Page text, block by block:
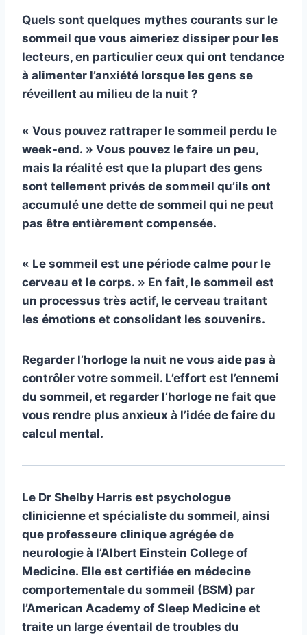
Quels sont quelques mythes courants sur le
sommeil que vous aimeriez dissiper pour les
lecteurs, en particulier ceux qui ont tendance
à alimenter l’anxiété lorsque les gens se
réveillent au milieu de la nuit ?
« Vous pouvez rattraper le sommeil perdu le
week-end. » Vous pouvez le faire un peu,
mais la réalité est que la plupart des gens
sont tellement privés de sommeil qu’ils ont
accumulé une dette de sommeil qui ne peut
pas être entièrement compensée.
« Le sommeil est une période calme pour le
cerveau et le corps. » En fait, le sommeil est
un processus très actif, le cerveau traitant
les émotions et consolidant les souvenirs.
Regarder l’horloge la nuit ne vous aide pas à
contrôler votre sommeil. L’effort est l’ennemi
du sommeil, et regarder l’horloge ne fait que
vous rendre plus anxieux à l’idée de faire du
calcul mental.
Le Dr Shelby Harris est psychologue
clinicienne et spécialiste du sommeil, ainsi
que professeure clinique agrégée de
neurologie à l’Albert Einstein College of
Medicine. Elle est certifiée en médecine
comportementale du sommeil (BSM) par
l’American Academy of Sleep Medicine et
traite un large éventail de troubles du